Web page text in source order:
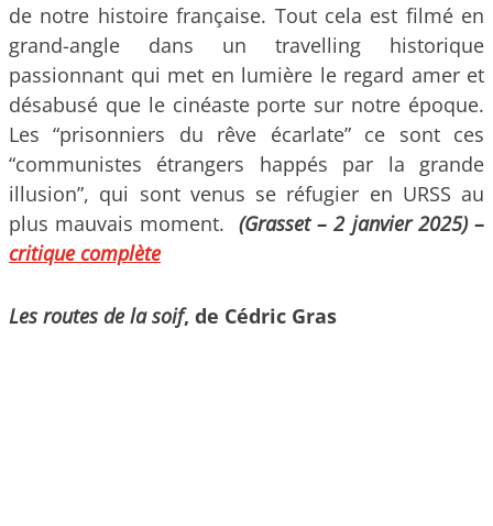
de notre histoire française. Tout cela est filmé en
grand-angle dans un travelling historique
passionnant qui met en lumière le regard amer et
désabusé que le cinéaste porte sur notre époque.
Les “prisonniers du rêve écarlate” ce sont ces
“communistes étrangers happés par la grande
illusion”, qui sont venus se réfugier en URSS au
plus mauvais moment. (Grasset – 2 janvier 2025) –
critique complète
Les routes de la soif, de Cédric Gras